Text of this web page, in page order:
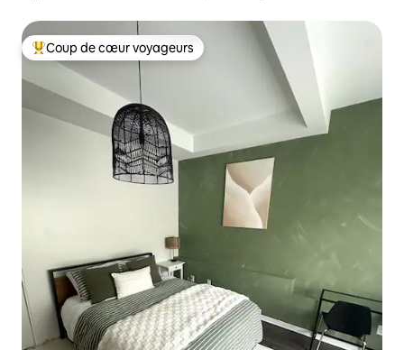
Coups de cœur voyageurs les plus appréciés
Coup de cœur voyageurs